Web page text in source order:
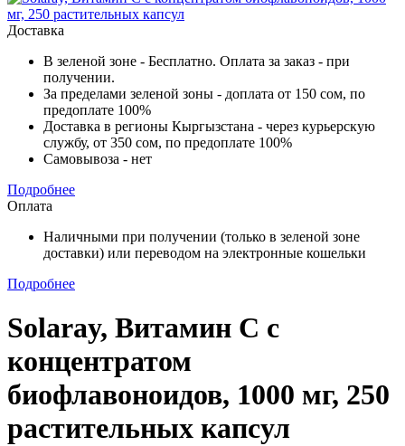
Доставка
В зеленой зоне - Бесплатно. Оплата за заказ - при
получении.
За пределами зеленой зоны - доплата от 150 сом, по
предоплате 100%
Доставка в регионы Кыргызстана - через курьерскую
службу, от 350 сом, по предоплате 100%
Самовывоза - нет
Подробнее
Оплата
Наличными при получении (только в зеленой зоне
доставки) или переводом на электронные кошельки
Подробнее
Solaray, Витамин C с
концентратом
биофлавоноидов, 1000 мг, 250
растительных капсул